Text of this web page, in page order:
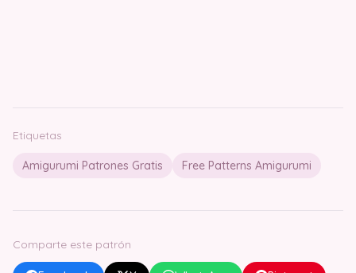
Etiquetas
Amigurumi Patrones Gratis Free Patterns Amigurumi
Comparte este patrón